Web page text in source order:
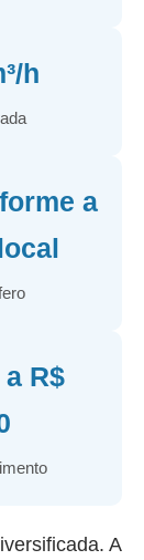
h
a
a R$
A